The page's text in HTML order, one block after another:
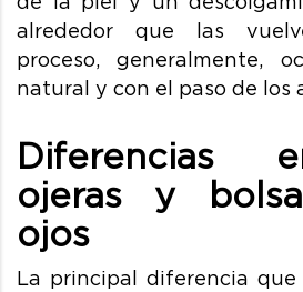
alrededor que las
proceso, generalmente,
natural y con el paso de los
Diferencias
ojeras y
ojos
La principal diferencia